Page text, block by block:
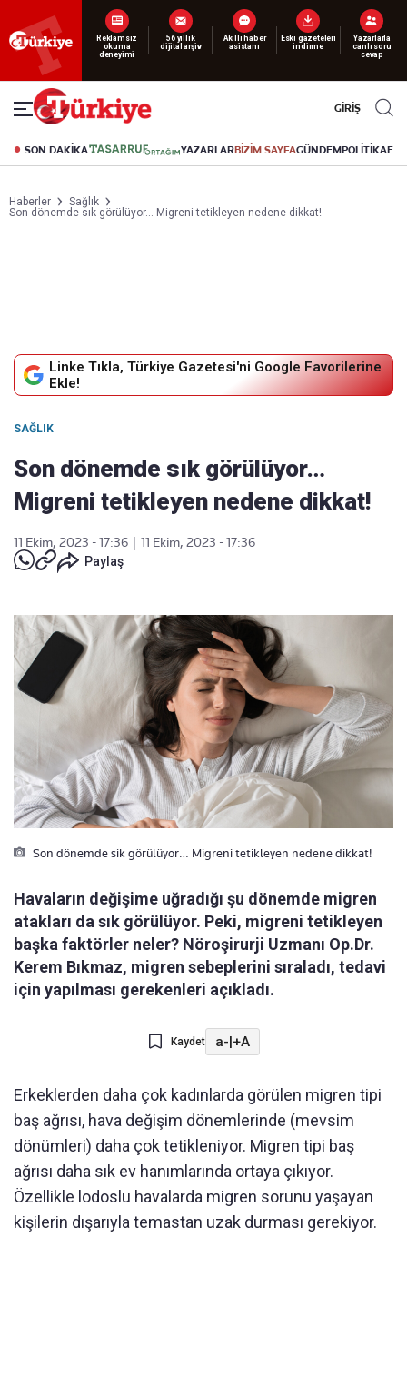
Reklamsız
okuma
deneyimi
56 yıllık
dijital arşiv
Akıllı haber
asistanı
Eski gazeteleri
indirme
Yazarlarla
canlı soru
cevap
GİRİŞ
SON DAKİKA YAZARLARBİZİM SAYFAGÜNDEMPOLİTİKA
Haberler
Sağlık
Son dönemde sık görülüyor… Migreni tetikleyen nedene dikkat!
Linke Tıkla, Türkiye Gazetesi'ni Google Favorilerine
Ekle!
SAĞLIK
Son dönemde sık görülüyor…
Migreni tetikleyen nedene dikkat!
11 Ekim, 2023 - 17:36
11 Ekim, 2023 - 17:36
Paylaş
Son dönemde sik görülüyor… Migreni tetikleyen nedene dikkat!
Havaların değişime uğradığı şu dönemde migren
atakları da sık görülüyor. Peki, migreni tetikleyen
başka faktörler neler? Nöroşirurji Uzmanı Op.Dr.
Kerem Bıkmaz, migren sebeplerini sıraladı, tedavi
için yapılması gerekenleri açıkladı.
Kaydet a-|+A
Erkeklerden daha çok kadınlarda görülen migren tipi
baş ağrısı, hava değişim dönemlerinde (mevsim
dönümleri) daha çok tetikleniyor. Migren tipi baş
ağrısı daha sık ev hanımlarında ortaya çıkıyor.
Özellikle lodoslu havalarda migren sorunu yaşayan
kişilerin dışarıyla temastan uzak durması gerekiyor.